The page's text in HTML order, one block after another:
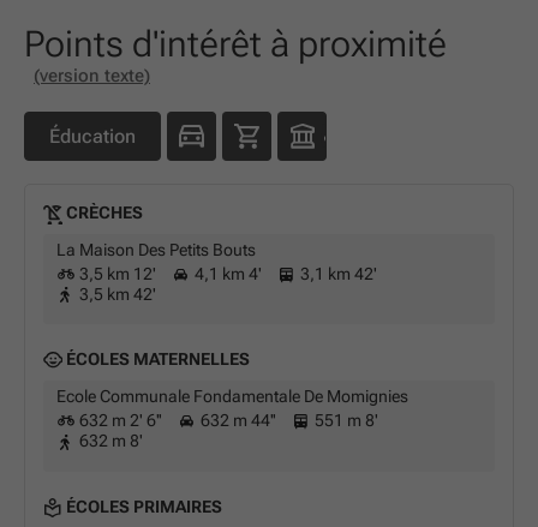
Points d'intérêt à proximité
(version texte)
Éducation
CRÈCHES
La Maison Des Petits Bouts
3,5 km 12'
4,1 km 4'
3,1 km 42'
3,5 km 42'
ÉCOLES MATERNELLES
Ecole Communale Fondamentale De Momignies
632 m 2' 6''
632 m 44''
551 m 8'
632 m 8'
ÉCOLES PRIMAIRES